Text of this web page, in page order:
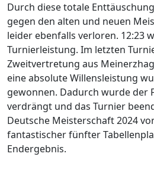
Durch diese totale
gegen den alten und neuen
leider ebenfalls verloren. 12:23
Turnierleistung. Im letzten
Zweitvertretung aus
eine absolute Willensleistung
gewonnen. Dadurch wurde der
verdrängt und das Turnier
Deutsche Meisterschaft 2024
fantastischer fünfter
Endergebnis.